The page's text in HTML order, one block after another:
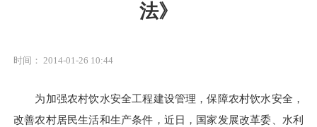
法》
时间： 2014-01-26 10:44
为加强农村饮水安全工程建设管理，保障农村饮水安全，
改善农村居民生活和生产条件，近日，国家发展改革委、水利